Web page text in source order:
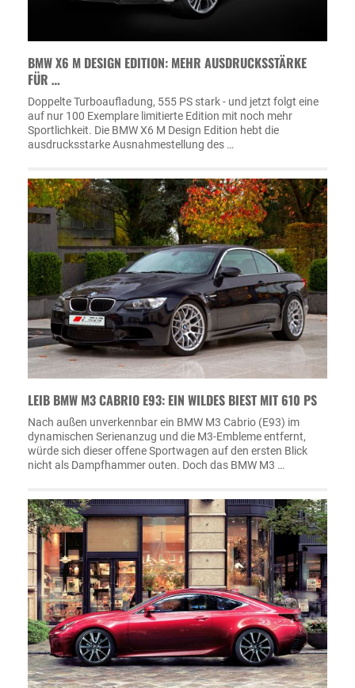
BMW X6 M DESIGN EDITION: MEHR AUSDRUCKSSTÄRKE
FÜR …
Doppelte Turboaufladung, 555 PS stark - und jetzt folgt eine
auf nur 100 Exemplare limitierte Edition mit noch mehr
Sportlichkeit. Die BMW X6 M Design Edition hebt die
ausdrucksstarke Ausnahmestellung des …
LEIB BMW M3 CABRIO E93: EIN WILDES BIEST MIT 610 PS
Nach außen unverkennbar ein BMW M3 Cabrio (E93) im
dynamischen Serienanzug und die M3-Embleme entfernt,
würde sich dieser offene Sportwagen auf den ersten Blick
nicht als Dampfhammer outen. Doch das BMW M3 …